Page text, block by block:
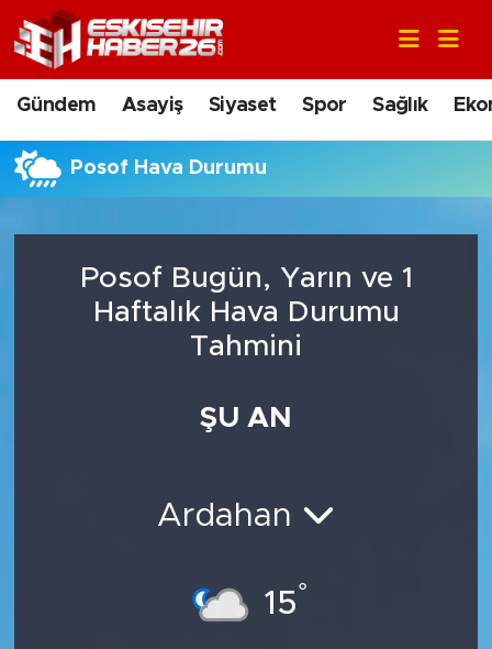
Gündem Asayiş Siyaset Spor Sağlık
Posof Hava Durumu
Posof Bugün, Yarın ve 1
Haftalık Hava Durumu
Tahmini
ŞU AN
Ardahan
15°
Gündem
Asayiş
Siyaset
Sağlık
Nöbetçi Eczaneler
Hava Durumu
Trafik Durumu
Tüm Manşetler